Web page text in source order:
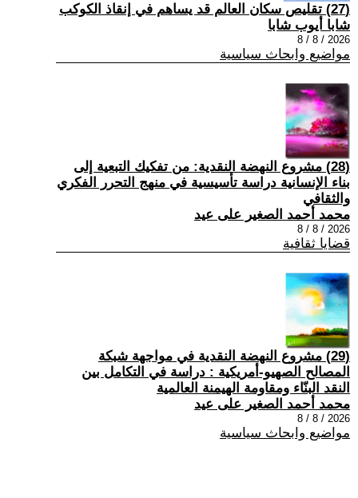
(27) تقليص سكان العالم قد يساهم في إنقاذ الكوكب
شابا أيوب شابا
2026 / 8 / 8
مواضيع وابحاث سياسية
(28) مشروع النهضة النقدية: من تفكيك التبعية إلى
بناء الإنسانية دراسة تأسيسية في منهج التحرر الفكري
والثقافي
محمد أحمد الصغير على عيد
2026 / 8 / 8
قضايا ثقافية
(29) مشروع النهضة النقدية في مواجهة شبكة
المصالح الصهيو-أمريكية : دراسة في التكامل بين
النقد البنّاء ومقاومة الهيمنة العالمية
محمد أحمد الصغير على عيد
2026 / 8 / 8
مواضيع وابحاث سياسية